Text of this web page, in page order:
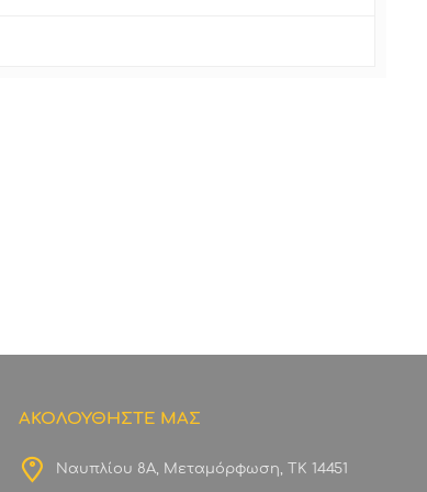
ΑΚΟΛΟΥΘΗΣΤΕ ΜΑΣ
Ναυπλίου 8Α, Μεταμόρφωση, ΤΚ 14451